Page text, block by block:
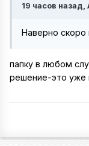
19 часов
Наверно скоро
папку в любом
решение-это уже